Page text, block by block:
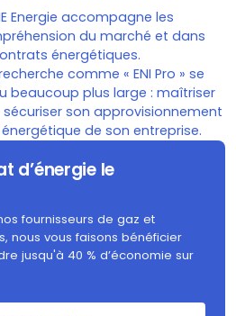
Energie accompagne les
du marché et dans
énergétiques.
comme « ENI Pro » se
beaucoup plus large : maîtriser
son approvisionnement
de son entreprise.
d’énergie le
fournisseurs de gaz et
nous vous faisons bénéficier
jusqu'à 40 % d’économie sur